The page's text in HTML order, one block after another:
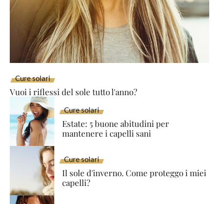
Cure solari
Vuoi i riflessi del sole tutto l'anno?
Cure solari
Estate: 5 buone abitudini per
mantenere i capelli sani
Cure solari
Il sole d'inverno. Come proteggo i miei
capelli?